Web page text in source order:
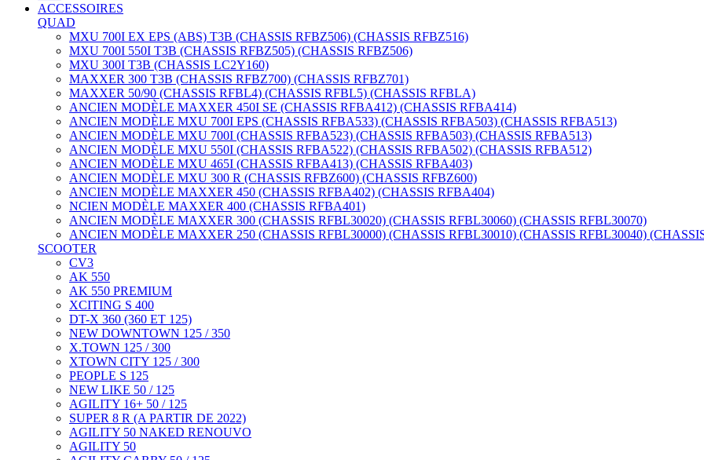
ACCESSOIRES
QUAD
MXU 700I EX EPS (ABS) T3B (CHASSIS RFBZ506) (CHASSIS RFBZ516)
MXU 700I 550I T3B (CHASSIS RFBZ505) (CHASSIS RFBZ506)
MXU 300I T3B (CHASSIS LC2Y160)
MAXXER 300 T3B (CHASSIS RFBZ700) (CHASSIS RFBZ701)
MAXXER 50/90 (CHASSIS RFBL4) (CHASSIS RFBL5) (CHASSIS RFBLA)
ANCIEN MODÈLE MAXXER 450I SE (CHASSIS RFBA412) (CHASSIS RFBA414)
ANCIEN MODÈLE MXU 700I EPS (CHASSIS RFBA533) (CHASSIS RFBA503) (CHASSIS RFBA513)
ANCIEN MODÈLE MXU 700I (CHASSIS RFBA523) (CHASSIS RFBA503) (CHASSIS RFBA513)
ANCIEN MODÈLE MXU 550I (CHASSIS RFBA522) (CHASSIS RFBA502) (CHASSIS RFBA512)
ANCIEN MODÈLE MXU 465I (CHASSIS RFBA413) (CHASSIS RFBA403)
ANCIEN MODÈLE MXU 300 R (CHASSIS RFBZ600) (CHASSIS RFBZ600)
ANCIEN MODÈLE MAXXER 450 (CHASSIS RFBA402) (CHASSIS RFBA404)
NCIEN MODÈLE MAXXER 400 (CHASSIS RFBA401)
ANCIEN MODÈLE MAXXER 300 (CHASSIS RFBL30020) (CHASSIS RFBL30060) (CHASSIS RFBL30070)
ANCIEN MODÈLE MAXXER 250 (CHASSIS RFBL30000) (CHASSIS RFBL30010) (CHASSIS RFBL30040)
SCOOTER
CV3
AK 550
AK 550 PREMIUM
XCITING S 400
DT-X 360 (360 ET 125)
NEW DOWNTOWN 125 / 350
X.TOWN 125 / 300
XTOWN CITY 125 / 300
PEOPLE S 125
NEW LIKE 50 / 125
AGILITY 16+ 50 / 125
SUPER 8 R (A PARTIR DE 2022)
AGILITY 50 NAKED RENOUVO
AGILITY 50